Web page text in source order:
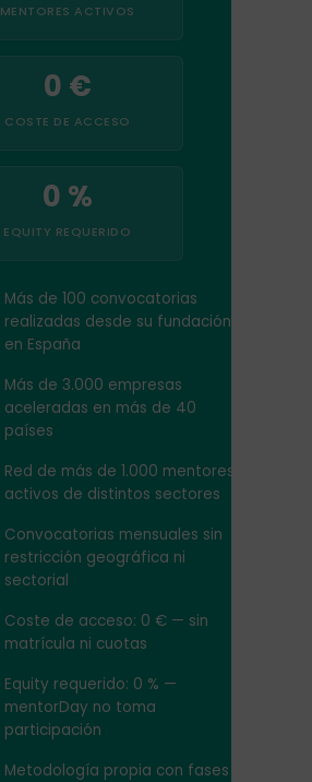
MENTORES ACTIVOS
0 €
COSTE DE ACCESO
0 %
EQUITY REQUERIDO
Más de 100 convocatorias
realizadas desde su fundación
en España
Más de 3.000 empresas
aceleradas en más de 40
países
Red de más de 1.000 mentores
activos de distintos sectores
Convocatorias mensuales sin
restricción geográfica ni
sectorial
Coste de acceso: 0 € — sin
matrícula ni cuotas
Equity requerido: 0 % —
mentorDay no toma
participación
Metodología propia con fases